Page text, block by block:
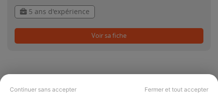
Continuer sans accepter Fermer et tout accepter
5 ans d'expérience
Voir sa fiche